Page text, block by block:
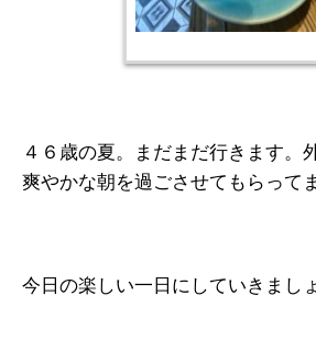
４６歳の夏。まだまだ行きます。
爽やかな朝を過ごさせてもらってま
今日の楽しい一日にしていきましょ